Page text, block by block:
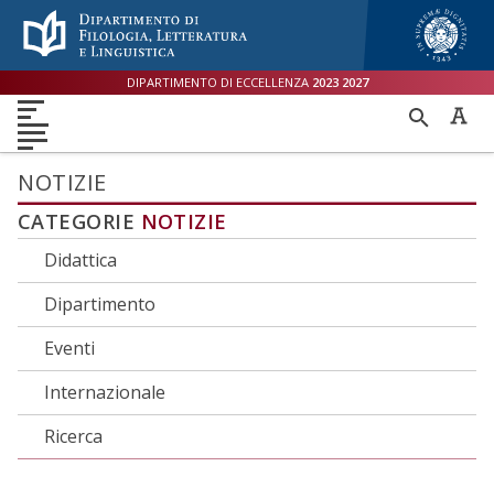
Menù accessibilità
to main menu
to content
DIPARTIMENTO DI ECCELLENZA 2023 2027
NOTIZIE
CATEGORIE NOTIZIE
Didattica
Dipartimento
Eventi
Internazionale
Ricerca